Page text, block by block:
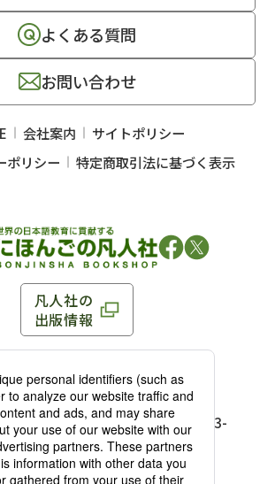
凡人社の
出版情報
都千代田区平河町 1-3-13 8F
／FAX：03-3263-3116
0093 東京都千代田区平河町1-3-
［アクセス］
：03-3239-8673／FAX：03-3263-
よくある質問
お問い合わせ
会社案内
サイトポリシー
ポリシー
特定商取引法に基づく表示